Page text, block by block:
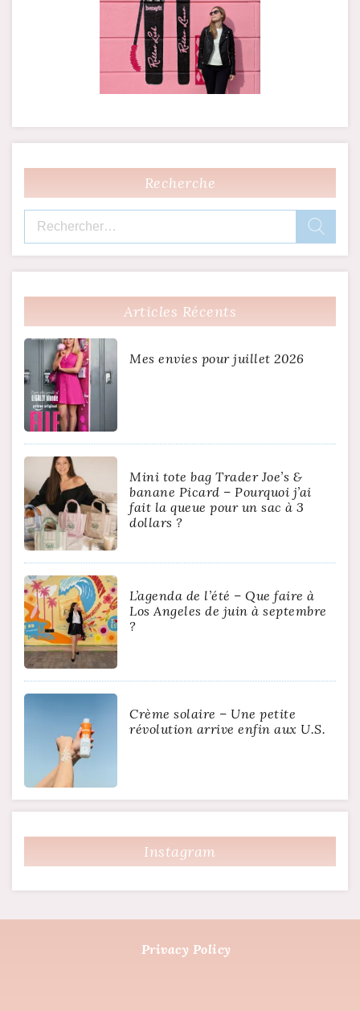
Recherche
Rechercher :
Articles Récents
Mes envies pour juillet 2026
Mini tote bag Trader Joe’s &
banane Picard – Pourquoi j’ai
fait la queue pour un sac à 3
dollars ?
L’agenda de l’été – Que faire à
Los Angeles de juin à septembre
?
Crème solaire – Une petite
révolution arrive enfin aux U.S.
Instagram
Privacy Policy